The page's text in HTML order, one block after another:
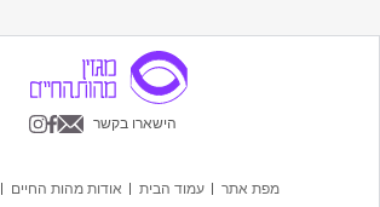
החיים
הישארו בקשר
מפת אתר עמוד הבית אודות מהות החיים